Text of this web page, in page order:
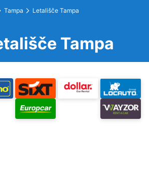
Tampa
Letališče Tampa
Tampa